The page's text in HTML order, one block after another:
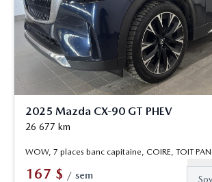
2025 Mazda CX-90 GT PHEV
26 677 km
WOW, 7 places banc capitaine, COIRE, TOIT
167 $ / sem